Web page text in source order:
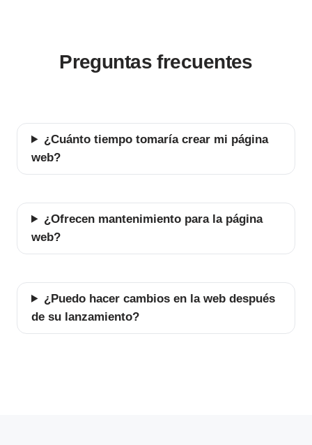
Preguntas frecuentes
¿Cuánto tiempo tomaría crear mi página
web?
¿Ofrecen mantenimiento para la página
web?
¿Puedo hacer cambios en la web después
de su lanzamiento?